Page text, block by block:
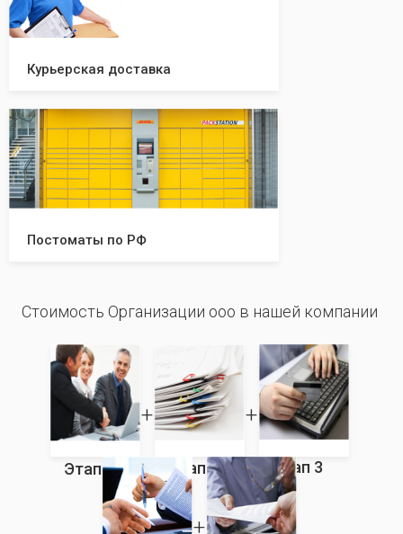
Курьерская доставка
Постоматы по РФ
Стоимость Организации ооо в нашей компании
Этап 1 Этап 2 Этап 3